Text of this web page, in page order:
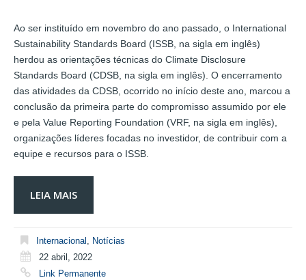
Ao ser instituído em novembro do ano passado, o International
Sustainability Standards Board (ISSB, na sigla em inglês)
herdou as orientações técnicas do Climate Disclosure
Standards Board (CDSB, na sigla em inglês). O encerramento
das atividades da CDSB, ocorrido no início deste ano, marcou a
conclusão da primeira parte do compromisso assumido por ele
e pela Value Reporting Foundation (VRF, na sigla em inglês),
organizações líderes focadas no investidor, de contribuir com a
equipe e recursos para o ISSB.
LEIA MAIS
Internacional , Notícias
22 abril, 2022
Link Permanente